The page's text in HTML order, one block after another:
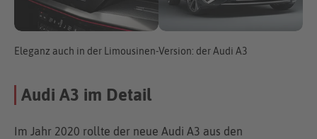
Eleganz auch in der Limousinen-Version: der Audi A3
Audi A3 im Detail
Im Jahr 2020 rollte der neue Audi A3 aus den